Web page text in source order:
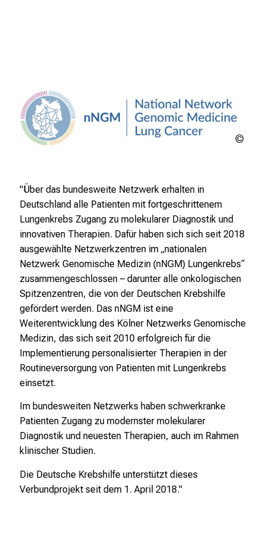
"Über das bundesweite Netzwerk erhalten in
Deutschland alle Patienten mit fortgeschrittenem
Lungenkrebs Zugang zu molekularer Diagnostik und
innovativen Therapien. Dafür haben sich sich seit 2018
ausgewählte Netzwerkzentren im „nationalen
Netzwerk Genomische Medizin (nNGM) Lungenkrebs“
zusammengeschlossen – darunter alle onkologischen
Spitzenzentren, die von der Deutschen Krebshilfe
gefördert werden. Das nNGM ist eine
Weiterentwicklung des Kölner Netzwerks Genomische
Medizin, das sich seit 2010 erfolgreich für die
Implementierung personalisierter Therapien in der
Routineversorgung von Patienten mit Lungenkrebs
einsetzt.
Im bundesweiten Netzwerks haben schwerkranke
Patienten Zugang zu modernster molekularer
Diagnostik und neuesten Therapien, auch im Rahmen
klinischer Studien.
Die Deutsche Krebshilfe unterstützt dieses
Verbundprojekt seit dem 1. April 2018."